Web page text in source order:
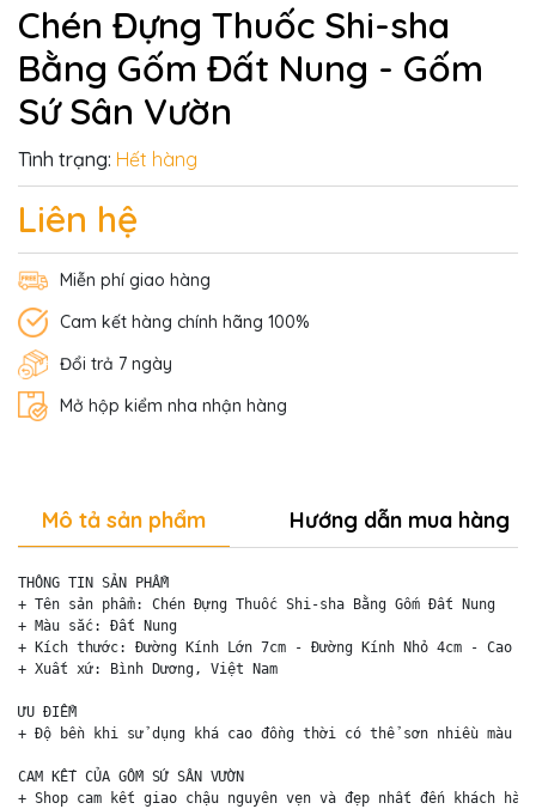
Chén Đựng Thuốc Shi-sha
Bằng Gốm Đất Nung - Gốm
Sứ Sân Vườn
Tình trạng: Hết hàng
Liên hệ
Miễn phí giao hàng
Cam kết hàng chính hãng 100%
Đổi trả 7 ngày
Mở hộp kiểm nha nhận hàng
Mô tả sản phẩm Hướng dẫn mua hàng
THÔNG TIN SẢN PHẨM
+ Tên sản phẩm: Chén Đựng Thuốc Shi-sha Bằng Gốm Đất Nung
+ Màu sắc: Đất Nung
+ Kích thước: Đường Kính Lớn 7cm - Đường Kính Nhỏ 4cm - Cao
+ Xuất xứ: Bình Dương, Việt Nam
ƯU ĐIỂM
+ Độ bền khi sử dụng khá cao đồng thời có thể sơn nhiều màu
CAM KẾT CỦA GỐM SỨ SÂN VƯỜN
+ Shop cam kết giao chậu nguyên vẹn và đẹp nhất đến khách hàng